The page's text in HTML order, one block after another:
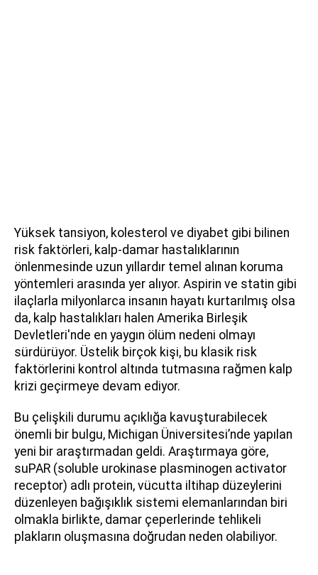
Yüksek tansiyon, kolesterol ve diyabet gibi bilinen
risk faktörleri, kalp-damar hastalıklarının
önlenmesinde uzun yıllardır temel alınan koruma
yöntemleri arasında yer alıyor. Aspirin ve statin gibi
ilaçlarla milyonlarca insanın hayatı kurtarılmış olsa
da, kalp hastalıkları halen Amerika Birleşik
Devletleri'nde en yaygın ölüm nedeni olmayı
sürdürüyor. Üstelik birçok kişi, bu klasik risk
faktörlerini kontrol altında tutmasına rağmen kalp
krizi geçirmeye devam ediyor.
Bu çelişkili durumu açıklığa kavuşturabilecek
önemli bir bulgu, Michigan Üniversitesi’nde yapılan
yeni bir araştırmadan geldi. Araştırmaya göre,
suPAR (soluble urokinase plasminogen activator
receptor) adlı protein, vücutta iltihap düzeylerini
düzenleyen bağışıklık sistemi elemanlarından biri
olmakla birlikte, damar çeperlerinde tehlikeli
plakların oluşmasına doğrudan neden olabiliyor.